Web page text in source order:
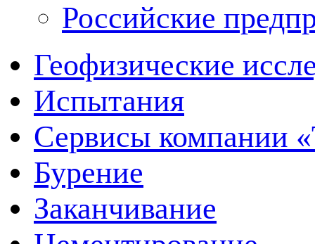
Российские
Геофизические
Испытания
Сервисы компании
Бурение
Заканчивание